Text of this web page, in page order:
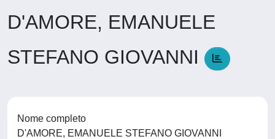
D'AMORE, EMANUELE
STEFANO GIOVANNI
Nome completo
D'AMORE, EMANUELE STEFANO GIOVANNI